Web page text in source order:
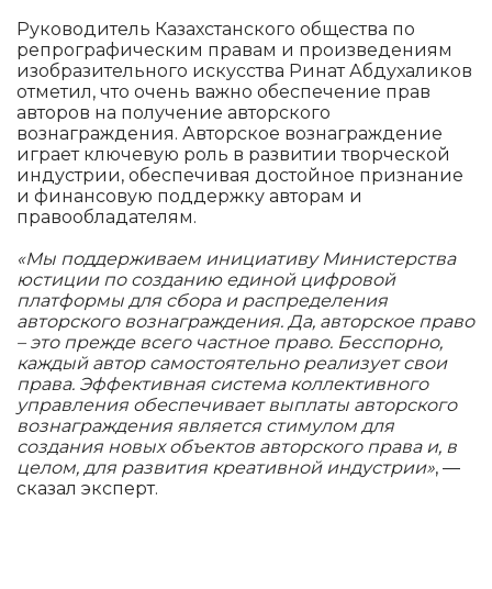
Руководитель Казахстанского общества по
репрографическим правам и произведениям
изобразительного искусства Ринат Абдухаликов
отметил, что очень важно обеспечение прав
авторов на получение авторского
вознаграждения. Авторское вознаграждение
играет ключевую роль в развитии творческой
индустрии, обеспечивая достойное признание
и финансовую поддержку авторам и
правообладателям.
«Мы поддерживаем инициативу Министерства
юстиции по созданию единой цифровой
платформы для сбора и распределения
авторского вознаграждения. Да, авторское право
– это прежде всего частное право. Бесспорно,
каждый автор самостоятельно реализует свои
права. Эффективная система коллективного
управления обеспечивает выплаты авторского
вознаграждения является стимулом для
создания новых объектов авторского права и, в
целом, для развития креативной индустрии», —
сказал эксперт.